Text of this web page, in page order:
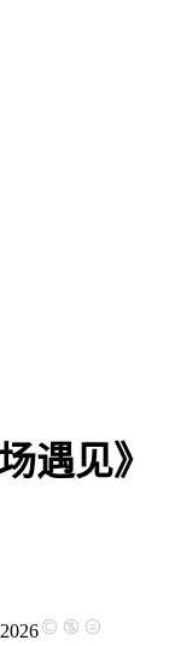
遇见》